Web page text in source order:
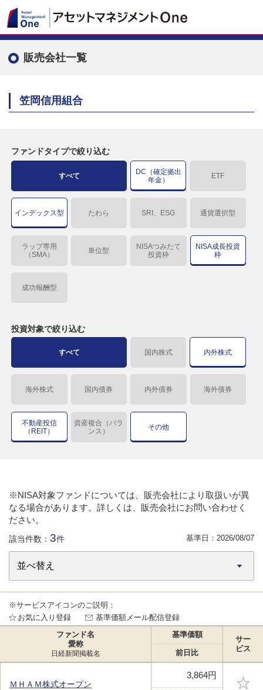
販売会社一覧
笠岡信用組合
ファンドタイプで絞り込む
すべて
DC（確定拠出
年金）
ETF
インデックス型 たわら SRI、ESG 通貨選択型
ラップ専用
（SMA）
単位型
NISAつみたて
投資枠
NISA成長投資
枠
成功報酬型
投資対象で絞り込む
すべて 国内株式 内外株式
海外株式 国内債券 内外債券 海外債券
不動産投信
（REIT）
資産複合（バラ
ンス）
その他
※NISA対象ファンドについては、販売会社により取扱いが異
なる場合があります。詳しくは、販売会社にお問い合わせく
ださい。
該当件数： 3件 基準日： 2026/08/07
※サービスアイコンのご説明：
お気に入り登録
基準価額メール配信登録
ファンド名
愛称
日経新聞掲載名
基準価額
サー
ビス
前日比
ＭＨＡＭ株式オープン
3,864円